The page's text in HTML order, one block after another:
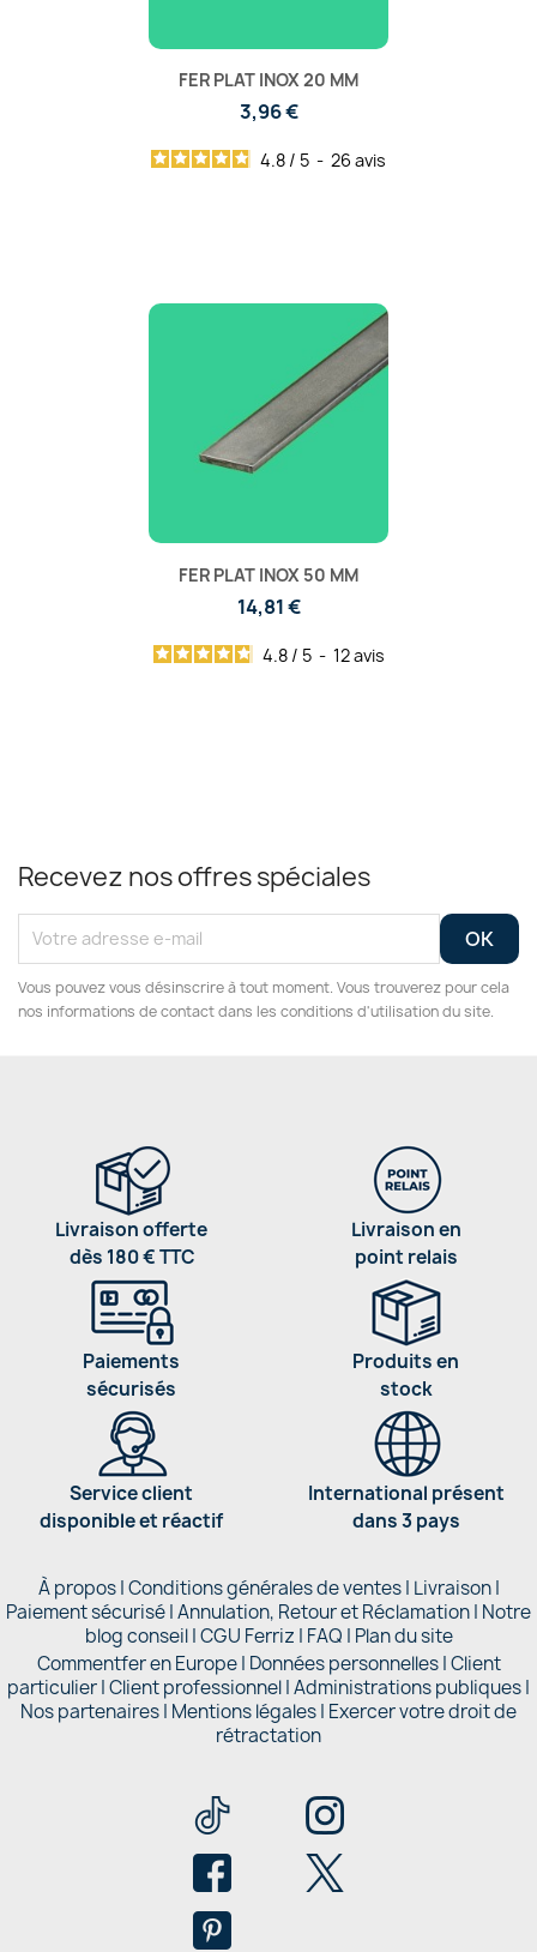
FER PLAT INOX 20 MM
3,96 €
4.8 / 5 - 26 avis
FER PLAT INOX 50 MM
14,81 €
4.8 / 5 - 12avis
Recevez nos offres spéciales
Vous pouvez vous désinscrire à tout moment. Vous trouverez pour cela
nos informations de contact dans les conditions d'utilisation du site.
Livraison offerte
dès 180 € TTC
Livraison en
point relais
Paiements
sécurisés
Produits en
stock
Service client
disponible et réactif
International présent
dans 3 pays
À propos|Conditions générales de ventes| Livraison|
Paiement sécurisé|Annulation, Retour et Réclamation| Notre
blog conseil|CGU Ferriz | FAQ | Plan du site
Commentfer en Europe| Données personnelles|Client
particulier|Client professionnel|Administrations publiques|
Nos partenaires | Mentions légales| Exercer votre droit de
rétractation